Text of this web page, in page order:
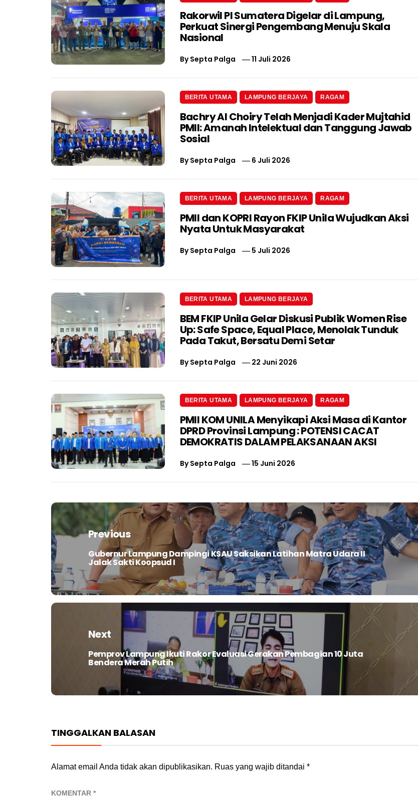
Rakorwil PI Sumatera Digelar di Lampung,
Perkuat Sinergi Pengembang Menuju Skala
Nasional
BySepta Palga 11 Juli 2026
BERITA UTAMA LAMPUNG BERJAYA RAGAM
Bachry Al Choiry Telah Menjadi Kader Mujtahid
PMII: Amanah Intelektual dan Tanggung Jawab
Sosial
BySepta Palga 6 Juli 2026
BERITA UTAMA LAMPUNG BERJAYA RAGAM
PMII dan KOPRI Rayon FKIP Unila Wujudkan Aksi
Nyata Untuk Masyarakat
BySepta Palga 5 Juli 2026
BERITA UTAMA LAMPUNG BERJAYA
BEM FKIP Unila Gelar Diskusi Publik Women Rise
Up: Safe Space, Equal Place, Menolak Tunduk
Pada Takut, Bersatu Demi Setar
BySepta Palga 22 Juni 2026
BERITA UTAMA LAMPUNG BERJAYA RAGAM
PMII KOM UNILA Menyikapi Aksi Masa di Kantor
DPRD Provinsi Lampung : POTENSI CACAT
DEMOKRATIS DALAM PELAKSANAAN AKSI
BySepta Palga 15 Juni 2026
Navigasi
pos
Previous
Previous
post:
Gubernur Lampung Dampingi KSAU Saksikan Latihan Matra Udara II
Jalak Sakti Koopsud I
Next
Next
post:
Pemprov Lampung Ikuti Rakor Evaluasi Gerakan Pembagian 10 Juta
Bendera Merah Putih
TINGGALKAN BALASAN
Alamat email Anda tidak akan dipublikasikan. Ruas yang wajib ditandai *
KOMENTAR *